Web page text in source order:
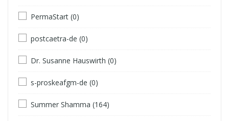
PermaStart (0)
postcaetra-de (0)
Dr. Susanne Hauswirth (0)
s-proskeafgm-de (0)
Summer Shamma (164)